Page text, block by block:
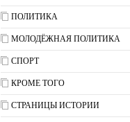
ПОЛИТИКА
МОЛОДЁЖНАЯ ПОЛИТИКА
СПОРТ
КРОМЕ ТОГО
СТРАНИЦЫ ИСТОРИИ